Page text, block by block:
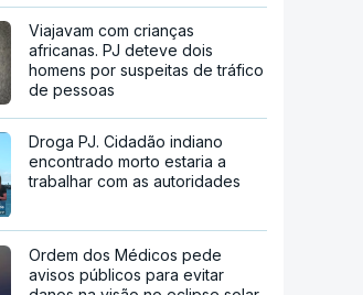
Viajavam com crianças
africanas. PJ deteve dois
homens por suspeitas de tráfico
de pessoas
Droga PJ. Cidadão indiano
encontrado morto estaria a
trabalhar com as autoridades
Ordem dos Médicos pede
avisos públicos para evitar